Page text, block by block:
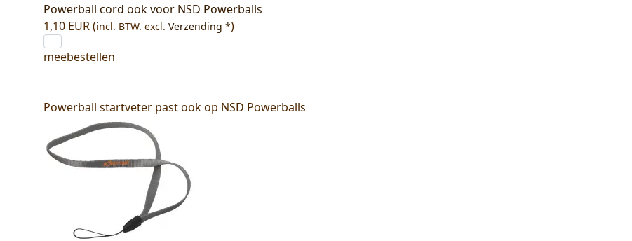
Powerball cord ook voor NSD Powerballs
1,10 EUR (incl. BTW. excl. Verzending *)
meebestellen
Powerball startveter past ook op NSD Powerballs